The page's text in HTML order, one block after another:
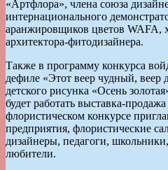
«Артфлора», члена союза
интернационального
аранжировщиков цветов WAFA,
архитектора-фитодизайнера.
Также в программу конкурса
дефиле «Этот веер чудный,
детского рисунка «Осень
будет работать выставка-
флористическом конкурсе
предприятия, флористические
дизайнеры, педагоги,
любители.